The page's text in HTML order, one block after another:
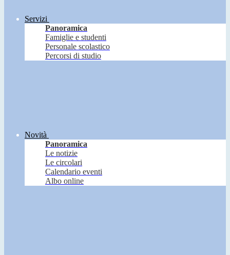
Servizi
Panoramica
Famiglie e studenti
Personale scolastico
Percorsi di studio
Novità
Panoramica
Le notizie
Le circolari
Calendario eventi
Albo online